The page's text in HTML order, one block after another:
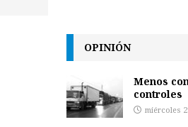
OPINIÓN
Menos
controles
miércoles